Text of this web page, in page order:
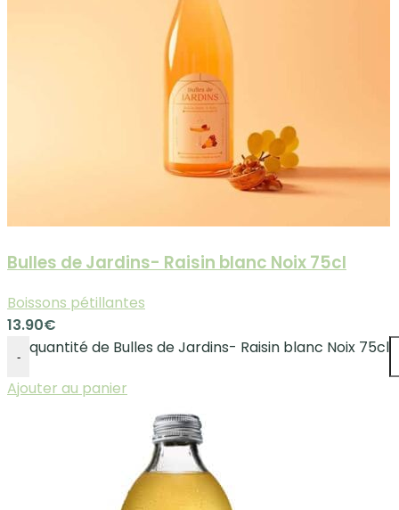
Bulles de Jardins- Raisin blanc Noix 75cl
Boissons pétillantes
13.90€
-
quantité de Bulles de Jardins- Raisin blanc Noix 75cl
Ajouter au panier